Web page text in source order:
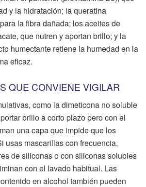
y la hidratación; la queratina
la fibra dañada; los aceites de
que nutren y aportan brillo; y la
humectante retiene la humedad en la
eficaz.
QUE CONVIENE VIGILAR
como la dimeticona no soluble
brillo a corto plazo pero con el
una capa que impide que los
usas mascarillas con frecuencia,
de siliconas o con siliconas solubles
con el lavado habitual. Las
en alcohol también pueden